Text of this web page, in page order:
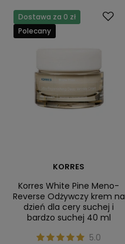
Dostawa za 0 zł
Polecany
KORRES
Korres White Pine Meno-
Reverse Odżywczy krem na
dzień dla cery suchej i
bardzo suchej 40 ml
5.0